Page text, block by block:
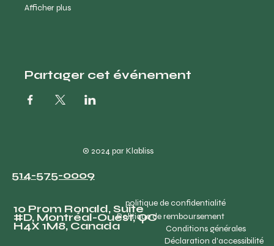
Afficher plus
Partager cet événement
514-575-0009
politique de confidentialité
Politique de remboursement
Conditions générales
Déclaration d'accessibilité
© 2024 par Klabliss
10 Prom Ronald, Suite
#D, Montréal-Ouest, QC
H4X 1M8, Canada